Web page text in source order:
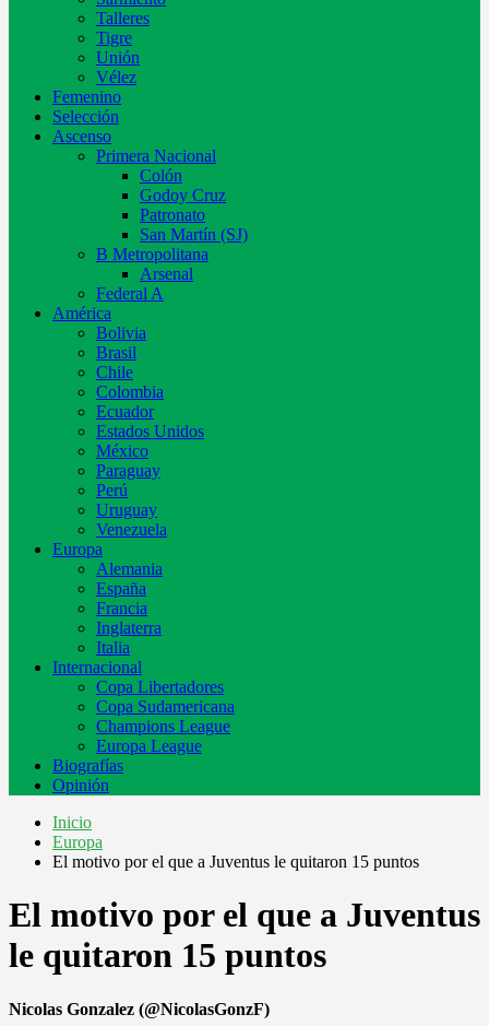
Talleres
Tigre
Unión
Vélez
Femenino
Selección
Ascenso
Primera Nacional
Colón
Godoy Cruz
Patronato
San Martín (SJ)
B Metropolitana
Arsenal
Federal A
América
Bolivia
Brasil
Chile
Colombia
Ecuador
Estados Unidos
México
Paraguay
Perú
Uruguay
Venezuela
Europa
Alemania
España
Francia
Inglaterra
Italia
Internacional
Copa Libertadores
Copa Sudamericana
Champions League
Europa League
Biografías
Opinión
Inicio
Europa
El motivo por el que a Juventus le quitaron 15 puntos
El motivo por el que a Juventus
le quitaron 15 puntos
Nicolas Gonzalez (@NicolasGonzF)